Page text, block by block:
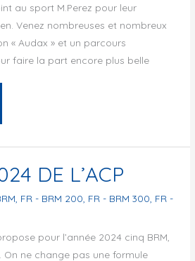
au sport M.Perez pour leur
Venez nombreuses et nombreux
« Audax » et un parcours
faire la part encore plus belle
DE L’ACP
FR - BRM 200 FR - BRM 300 FR -
pour l’année 2024 cinq BRM,
On ne change pas une formule